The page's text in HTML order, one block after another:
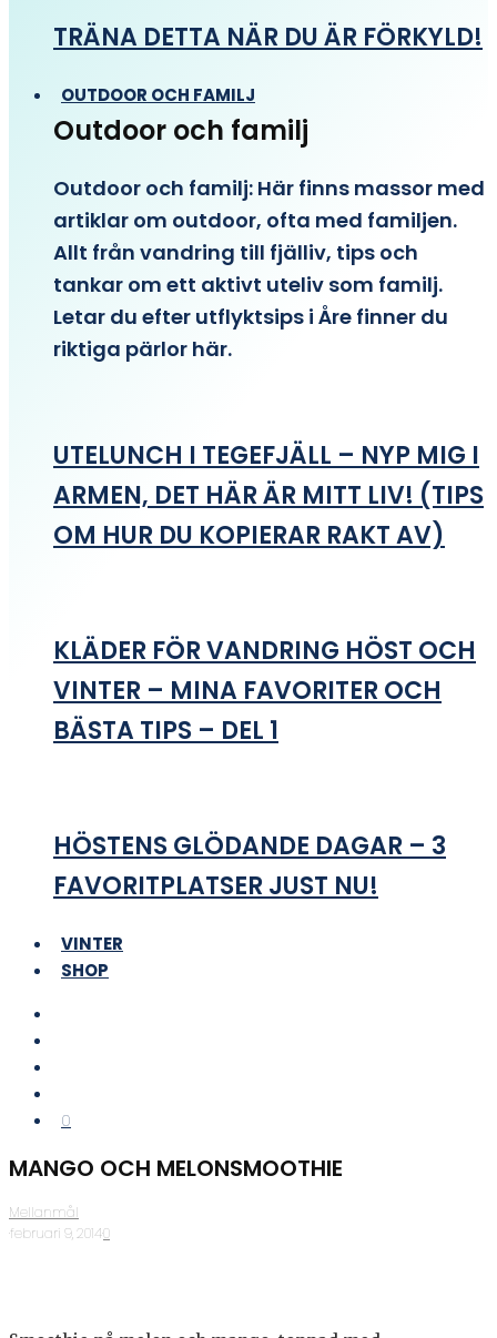
TRÄNA DETTA NÄR DU ÄR FÖRKYLD!
OUTDOOR OCH FAMILJ
Outdoor och familj
Outdoor och familj: Här finns massor med
artiklar om outdoor, ofta med familjen.
Allt från vandring till fjälliv, tips och
tankar om ett aktivt uteliv som familj.
Letar du efter utflyktsips i Åre finner du
riktiga pärlor här.
UTELUNCH I TEGEFJÄLL – NYP MIG I
ARMEN, DET HÄR ÄR MITT LIV! (TIPS
OM HUR DU KOPIERAR RAKT AV)
KLÄDER FÖR VANDRING HÖST OCH
VINTER – MINA FAVORITER OCH
BÄSTA TIPS – DEL 1
HÖSTENS GLÖDANDE DAGAR – 3
FAVORITPLATSER JUST NU!
VINTER
SHOP
0
MANGO OCH MELONSMOOTHIE
Mellanmål
·februari 9, 2014·0